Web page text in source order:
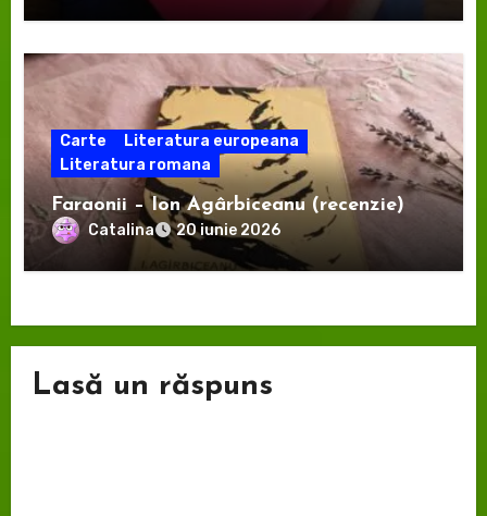
Carte
Literatura europeana
Literatura romana
Faraonii – Ion Agârbiceanu (recenzie)
Catalina 20 iunie 2026
Lasă un răspuns